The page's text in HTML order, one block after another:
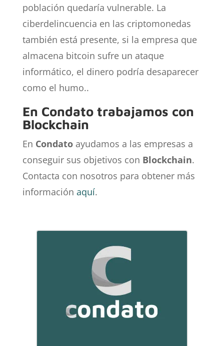
población quedaría vulnerable. La
ciberdelincuencia en las criptomonedas
también está presente, si la empresa que
almacena bitcoin sufre un ataque
informático, el dinero podría desaparecer
como el humo..
En Condato trabajamos con
Blockchain
En Condatoayudamos a las empresas a
conseguir sus objetivos con Blockchain.
Contacta con nosotros para obtener más
información aquí.